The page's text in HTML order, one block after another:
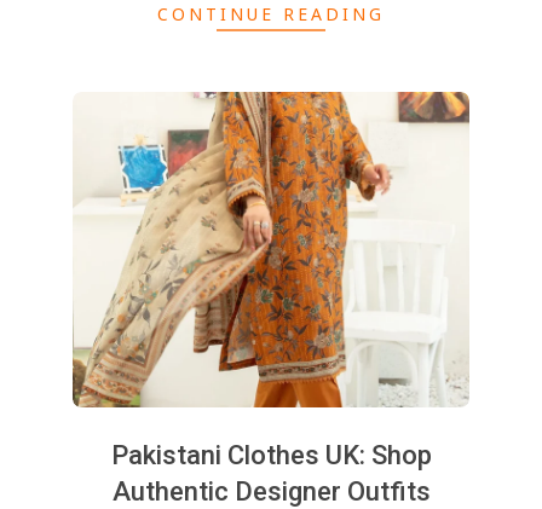
CONTINUE READING
Pakistani Clothes UK: Shop
Authentic Designer Outfits